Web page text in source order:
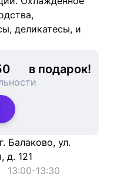
деликатесы, и
в подарок!
Балаково, ул.
д. 121
13:00-13:30